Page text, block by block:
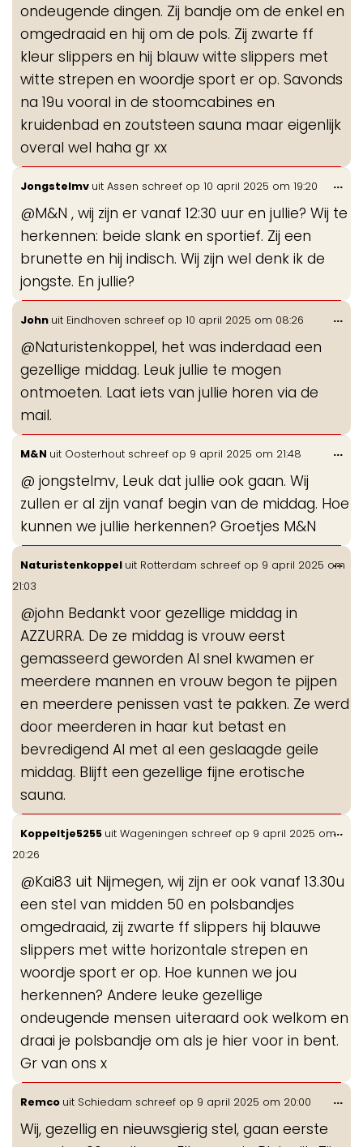
ondeugende dingen. Zij bandje om de enkel en
omgedraaid en hij om de pols. Zij zwarte ff
kleur slippers en hij blauw witte slippers met
witte strepen en woordje sport er op. Savonds
na 19u vooral in de stoomcabines en
kruidenbad en zoutsteen sauna maar eigenlijk
overal wel haha gr xx
Jongstelmv uit Assen schreef op 10 april 2025 om 19:20
@M&N , wij zijn er vanaf 12:30 uur en jullie? Wij te
herkennen: beide slank en sportief. Zij een
brunette en hij indisch. Wij zijn wel denk ik de
jongste. En jullie?
...
John uit Eindhoven schreef op 10 april 2025 om 08:26
@Naturistenkoppel, het was inderdaad een
gezellige middag. Leuk jullie te mogen
ontmoeten. Laat iets van jullie horen via de
mail.
...
M&N uit Oosterhout schreef op 9 april 2025 om 21:48
@ jongstelmv, Leuk dat jullie ook gaan. Wij
zullen er al zijn vanaf begin van de middag. Hoe
kunnen we jullie herkennen? Groetjes M&N
...
Naturistenkoppel uit Rotterdam schreef op 9 april 2025 om
21:03
@john Bedankt voor gezellige middag in
AZZURRA. De ze middag is vrouw eerst
gemasseerd geworden Al snel kwamen er
meerdere mannen en vrouw begon te pijpen
en meerdere penissen vast te pakken. Ze werd
door meerderen in haar kut betast en
bevredigend Al met al een geslaagde geile
middag. Blijft een gezellige fijne erotische
sauna.
...
Koppeltje5255 uit Wageningen schreef op 9 april 2025 om
20:26
@Kai83 uit Nijmegen, wij zijn er ook vanaf 13.30u
een stel van midden 50 en polsbandjes
omgedraaid, zij zwarte ff slippers hij blauwe
slippers met witte horizontale strepen en
woordje sport er op. Hoe kunnen we jou
herkennen? Andere leuke gezellige
ondeugende mensen uiteraard ook welkom en
draai je polsbandje om als je hier voor in bent.
Gr van ons x
...
Remco uit Schiedam schreef op 9 april 2025 om 20:00
Wij, gezellig en nieuwsgierig stel, gaan eerste
...